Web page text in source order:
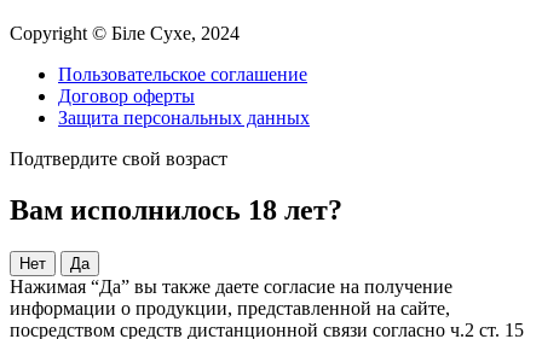
Copyright © Біле Сухе, 2024
Пользовательское соглашение
Договор оферты
Защита персональных данных
Подтвердите свой возраст
Вам исполнилось 18 лет?
Нет Да
Нажимая “Да” вы также даете согласие на получение
информации о продукции, представленной на сайте,
посредством средств дистанционной связи согласно ч.2 ст. 15